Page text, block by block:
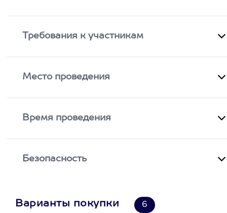
Требования к участникам
Место проведения
Время проведения
Безопасность
Варианты покупки 6